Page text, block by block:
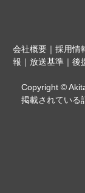
会社概要｜ 採用情
報 ｜ 放送基準 ｜ 後
Copyright ©
掲載されている